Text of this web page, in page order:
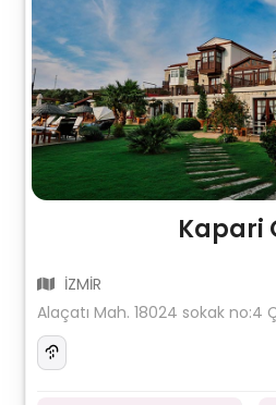
Kapari
İZMİR
Alaçatı Mah. 18024 sokak no:4